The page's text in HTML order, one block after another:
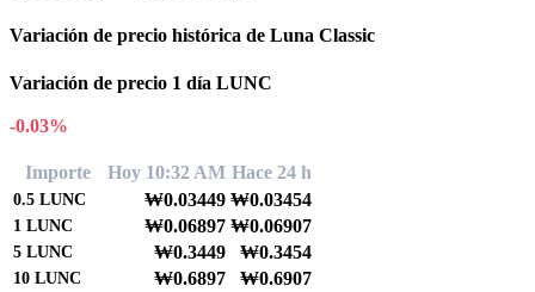
Variación de precio histórica de Luna Classic
Variación de precio 1 día LUNC
-0.03%
Importe Hoy 10:32 AM Hace 24 h
0.5 LUNC ₩0.03449 ₩0.03454
1 LUNC ₩0.06897 ₩0.06907
5 LUNC ₩0.3449 ₩0.3454
10 LUNC ₩0.6897 ₩0.6907